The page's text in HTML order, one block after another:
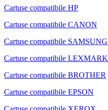
Cartuse compatibile HP
Cartuse compatibile CANON
Cartuse compatibile SAMSUNG
Cartuse compatibile LEXMARK
Cartuse compatibile BROTHER
Cartuse compatibile EPSON